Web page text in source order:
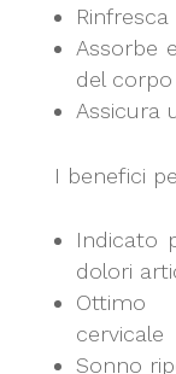
Rinfresca
Assorbe
del
Assicura
I benefici
Indicato
dolori
Ottimo
cervicale
Sonno